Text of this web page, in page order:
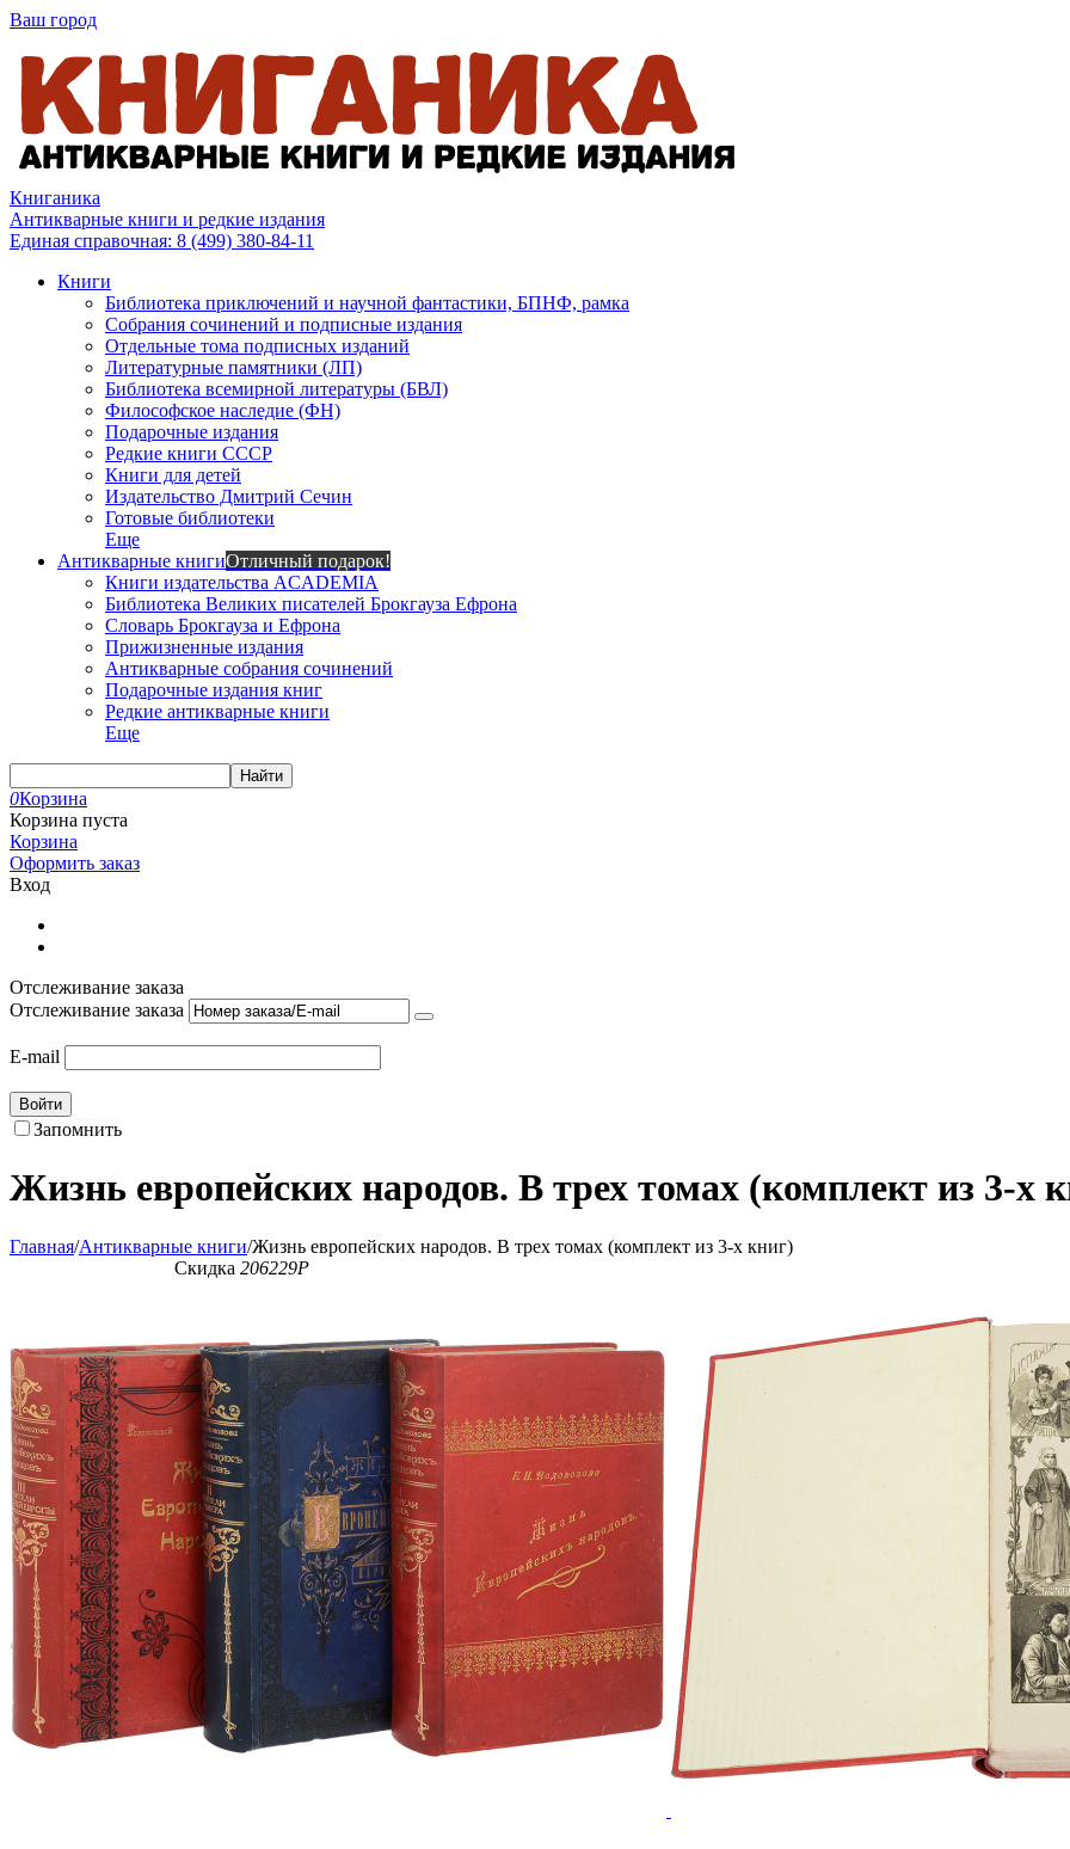
Ваш город
Книганика
Антикварные книги и редкие издания
Единая справочная: 8 (499) 380-84-11
Книги
Библиотека приключений и научной фантастики, БПНФ, рамка
Собрания сочинений и подписные издания
Отдельные тома подписных изданий
Литературные памятники (ЛП)
Библиотека всемирной литературы (БВЛ)
Философское наследие (ФН)
Подарочные издания
Редкие книги СССР
Книги для детей
Издательство Дмитрий Сечин
Готовые библиотеки
Еще
Антикварные книгиОтличный подарок!
Книги издательства ACADEMIA
Библиотека Великих писателей Брокгауза Ефрона
Словарь Брокгауза и Ефрона
Прижизненные издания
Антикварные собрания сочинений
Подарочные издания книг
Редкие антикварные книги
Еще
Найти
0Корзина
Корзина пуста
Корзина
Оформить заказ
Вход
Отслеживание заказа
Отслеживание заказа
E-mail
Войти
Запомнить
Жизнь европейских народов. В трех томах (комплект из 3-х
Главная/Антикварные книги/Жизнь европейских народов. В трех томах (комплект из 3-х книг)
Скидка 206229Р